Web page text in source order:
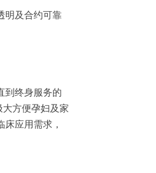
明及合约可靠
到终身服务的
方便孕妇及家
应用需求，